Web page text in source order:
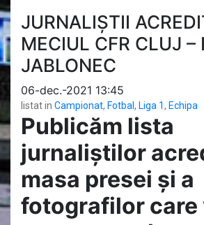
JURNALIȘTII
MECIUL CFR CLUJ –
JABLONEC
06-dec.-2021 13:45
listat in Campionat, Fotbal , Liga 1, Echipa
Publicăm lista
jurnaliștilor
masa presei și a
fotografilor care